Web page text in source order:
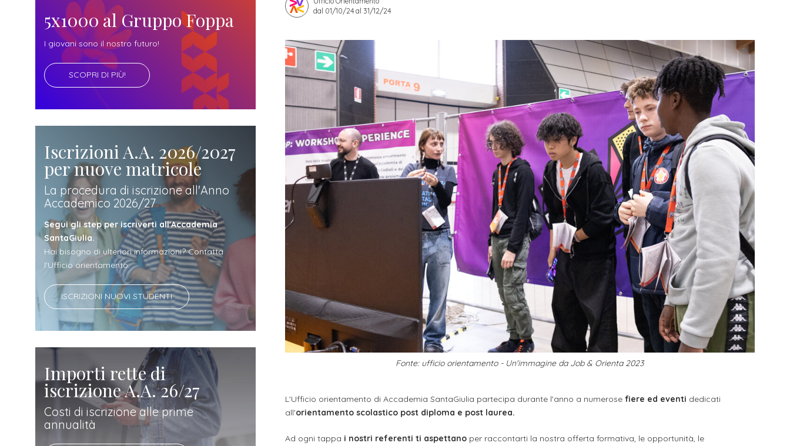
Opportunità di lavoro
futuro
studente
genitore
di uno
studente
studente
iscritto
docente
referente
d'azienda
5x1000 al Gruppo Foppa
I giovani sono il nostro futuro!
SCOPRI DI PIÙ!
Iscrizioni A.A. 2026/2027
per nuove matricole
La procedura di iscrizione all'Anno
Accademico 2026/27
Segui gli step per iscriverti all'Accademia
SantaGiulia.
Hai bisogno di ulteriori informazioni? Contatta
l'Ufficio orientamento.
ISCRIZIONI NUOVI STUDENTI
Importi rette di
iscrizione A.A. 26/27
Costi di iscrizione alle prime
annualità
dal 01/10/24 al 31/12/24
Fonte: ufficio orientamento - Un'immagine da Job & Orienta 2023
L'Ufficio orientamento di Accademia SantaGiulia partecipa durante l'anno a numerose fiere ed eventi dedicati
all'orientamento scolastico post diploma e post laurea.
Ad ogni tappa i nostri referenti ti aspettanoper raccontarti la nostra offerta formativa, le opportunità, le